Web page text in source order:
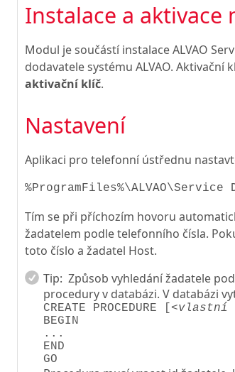
Instalace a aktivace
Modul je součástí instalace ALVAO
dodavatele systému ALVAO. Aktivační
aktivační klíč.
Nastavení
Aplikaci pro telefonní ústřednu
Tím se při příchozím hovoru
žadatelem podle telefonního čísla.
toto číslo a žadatel Host.
Tip: Způsob vyhledání žadatele
procedury v databázi. V databázi
CREATE PROCEDURE [ <vlastní
BEGIN
...
END
GO